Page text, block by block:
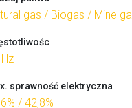
gas / Biogas / Mine
sprawność elektryczna
/ 42,8%